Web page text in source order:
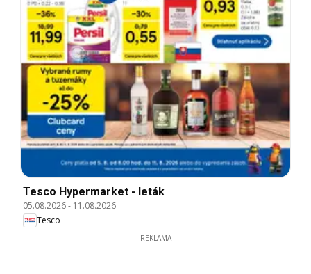
Tesco Hypermarket - leták
05.08.2026- 11.08.2026
Tesco
REKLAMA